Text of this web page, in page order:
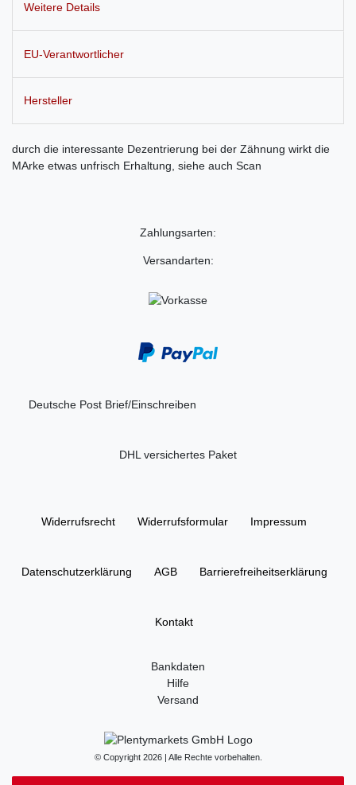
Weitere Details
EU-Verantwortlicher
Hersteller
durch die interessante Dezentrierung bei der Zähnung wirkt die
MArke etwas unfrisch Erhaltung, siehe auch Scan
Zahlungsarten:
Versandarten:
Deutsche Post Brief/Einschreiben
DHL versichertes Paket
Widerrufs­recht Widerrufs­formular Impressum
Daten­schutz­erklärung AGB Barrierefreiheitserklärung
Kontakt
Bankdaten
Hilfe
Versand
© Copyright 2026 | Alle Rechte vorbehalten.